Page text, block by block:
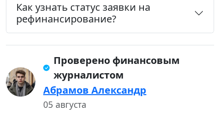
Как узнать статус заявки на
рефинансирование?
Проверено финансовым
журналистом
Абрамов Александр
05 августа